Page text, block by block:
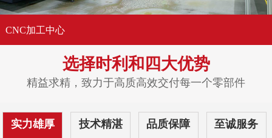
CNC加工中心
选择时利和 四大优势
精益求精，致力于高质高效交付每一个零部件
实力雄厚 技术精湛 品质保障 至诚服务